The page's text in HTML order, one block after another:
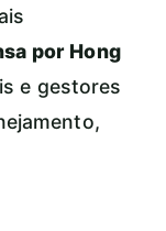
por Hong
e gestores